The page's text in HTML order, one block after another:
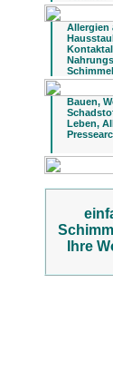
Allergien
Bauen,
Leben,
Ihre